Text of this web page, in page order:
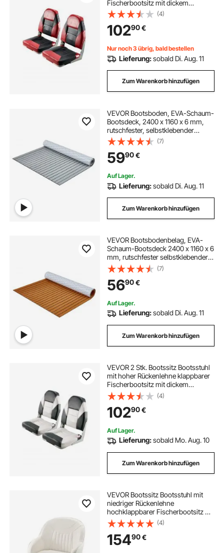
Fischerbootsitz mit dickem
Schwammkissen & wasserdichtem
PVC-Leder, Scharniere aus
Aluminiumlegierung, Schwarz & Rot
(4)
10290€
Nur noch 3 übrig, bald bestellen
Lieferung:sobald Di. Aug. 11
Zum Warenkorb hinzufügen
VEVOR Bootsboden, EVA-Schaum-
Bootsdeck, 2400 x 1160 x 6 mm,
rutschfester, selbstklebender
Bodenbelag, 27840 cm² großer
Meeresteppich für Boote, Yachten,
Pontons, Kajakdecks
(7)
5990€
Auf Lager.
Lieferung:sobald Di. Aug. 11
Zum Warenkorb hinzufügen
VEVOR Bootsbodenbelag, EVA-
Schaum-Bootsdeck 2400 x 1160 x 6
mm, rutschfester selbstklebender
Bodenbelag, 27840 cm² großer
Marineteppich für Boote, Yachten,
Pontons, Kajakdecks
(7)
5690€
Auf Lager.
Lieferung:sobald Di. Aug. 11
Zum Warenkorb hinzufügen
VEVOR 2 Stk. Bootssitz Bootsstuhl
mit hoher Rückenlehne klappbarer
Fischerbootsitz mit dickem
Schwammkissen & wasserdichtem
PVC-Leder, Scharniere aus
Aluminiumlegierung, Schwarz &
Grau
(4)
10290€
Auf Lager.
Lieferung:sobald Mo. Aug. 10
Zum Warenkorb hinzufügen
VEVOR Bootssitz Bootsstuhl mit
niedriger Rückenlehne
hochklappbarer Fischerbootsitz mit
verdicktem Schwammkissen &
PVC-Leder & ergonomischem
Design Bootssitz für Fischerboote
Yachten Schiffe weiß
(4)
15490€